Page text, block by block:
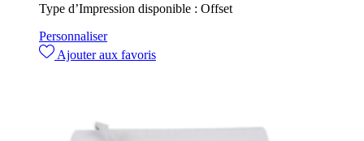
Type d’Impression disponible : Offset
Personnaliser
Ajouter aux favoris